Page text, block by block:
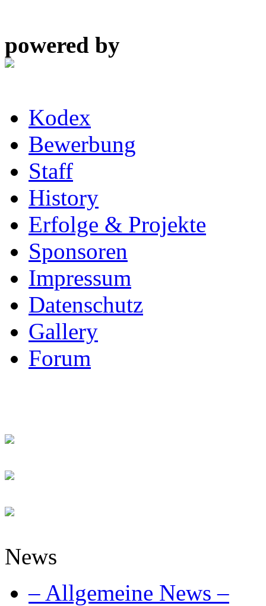
powered by
Kodex
Bewerbung
Staff
History
Erfolge & Projekte
Sponsoren
Impressum
Datenschutz
Gallery
Forum
News
– Allgemeine News –